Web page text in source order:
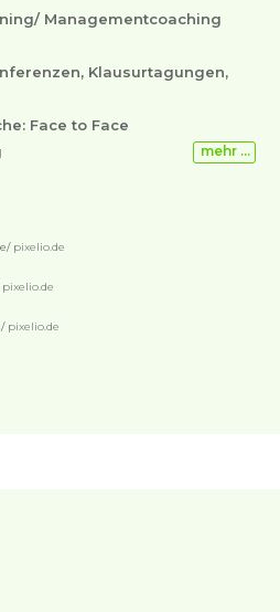
Managementcoaching
Klausurtagungen,
Face to Face
mehr …
pixelio.de
pixelio.de
pixelio.de